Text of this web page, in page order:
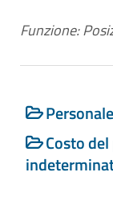
Funzione:
Costo